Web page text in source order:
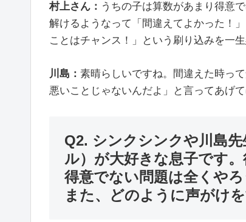
村上さん： うちの子は算数があまり得意
解けるようなって「間違えてよかった！
ことはチャンス！」という刷り込みを一生
川島： 素晴らしいですね。間違えた時っ
悪いことじゃないんだよ」と言ってあげて
Q2. シンクシンクや川島
ル）が大好きな息子です
得意でない問題は全くや
また、どのように声がけ